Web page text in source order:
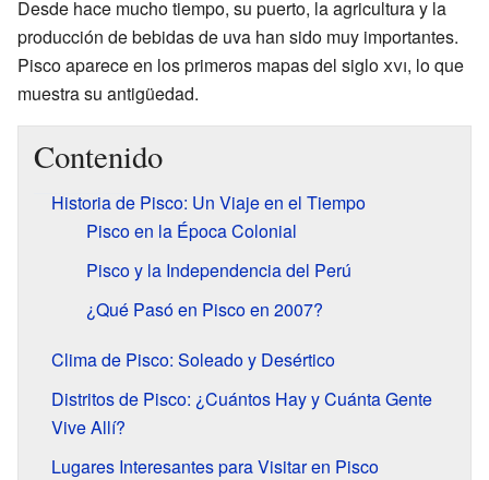
Desde hace mucho tiempo, su puerto, la agricultura y la
producción de bebidas de uva han sido muy importantes.
Pisco aparece en los primeros mapas del sigloxvi, lo que
muestra su antigüedad.
Contenido
Historia de Pisco: Un Viaje en el Tiempo
Pisco en la Época Colonial
Pisco y la Independencia del Perú
¿Qué Pasó en Pisco en 2007?
Clima de Pisco: Soleado y Desértico
Distritos de Pisco: ¿Cuántos Hay y Cuánta Gente
Vive Allí?
Lugares Interesantes para Visitar en Pisco